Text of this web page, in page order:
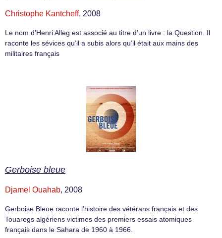
Christophe Kantcheff, 2008
Le nom d’Henri Alleg est associé au titre d’un livre : la Question. Il
raconte les sévices qu’il a subis alors qu’il était aux mains des
militaires français
Gerboise bleue
Djamel Ouahab, 2008
Gerboise Bleue raconte l’histoire des vétérans français et des
Touaregs algériens victimes des premiers essais atomiques
français dans le Sahara de 1960 à 1966.